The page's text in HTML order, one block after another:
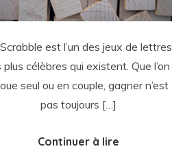
est l’un des jeux de lettres
plus célèbres qui existent. Que l’on
seul ou en couple, gagner n’est
pas toujours […]
Continuer à lire